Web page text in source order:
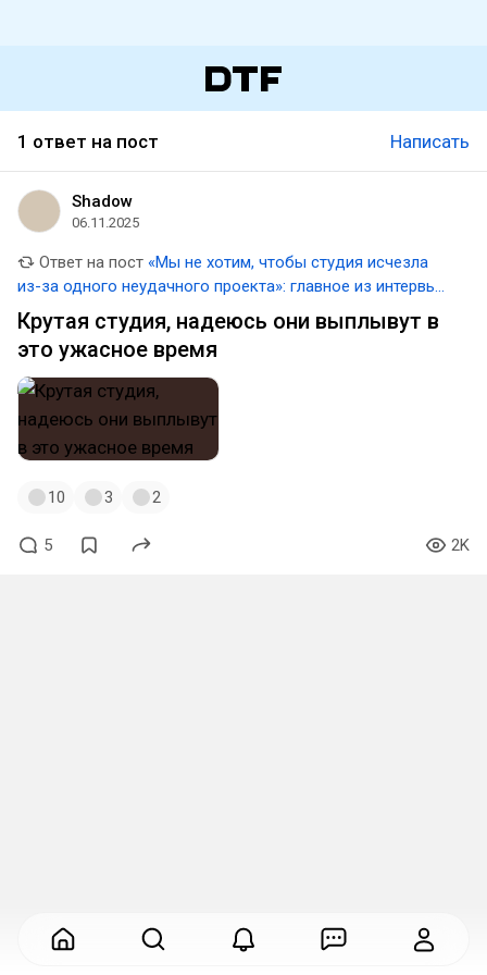
1 ответ на пост Написать
Shadow
06.11.2025
Ответ на пост «Мы не хотим, чтобы студия исчезла
из-за одного неудачного проекта»: главное из интервью
с руководителями Obsidian
Крутая студия, надеюсь они выплывут в
это ужасное время
10 3 2
5 2K